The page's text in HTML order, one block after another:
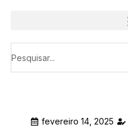
fevereiro 14, 2025